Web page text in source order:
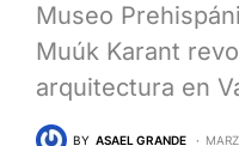
Museo
Muúk Karant
arquitectura en
BY ASAEL GRANDE